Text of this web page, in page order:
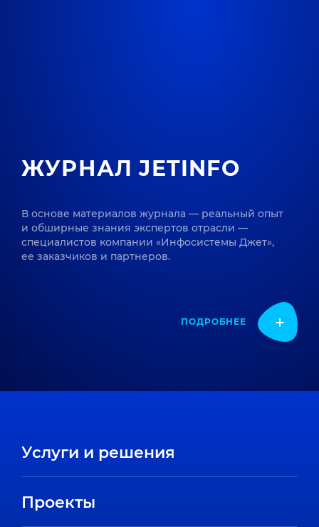
ЖУРНАЛ JETINFO
В основе материалов журнала — реальный опыт
и обширные знания экспертов отрасли —
специалистов компании «Инфосистемы Джет»,
ее заказчиков и партнеров.
ПОДРОБНЕЕ
Услуги и решения
Проекты